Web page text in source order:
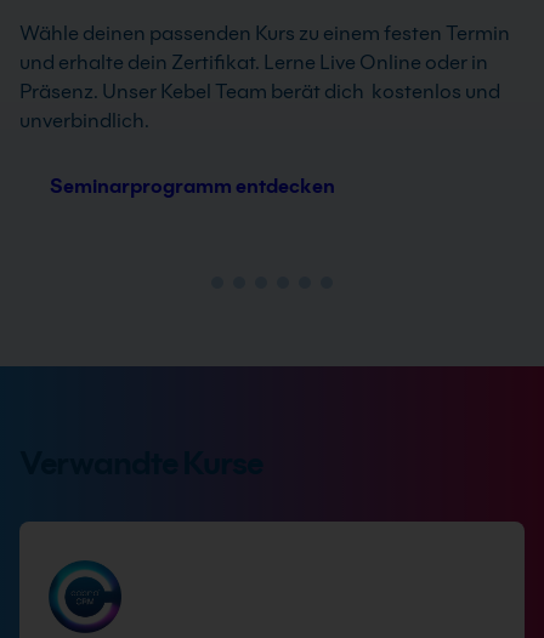
Wähle deinen passenden Kurs zu einem festen Termin
und erhalte dein Zertifikat. Lerne Live Online oder in
Präsenz. Unser Kebel Team berät dich kostenlos und
unverbindlich.
Seminarprogramm entdecken